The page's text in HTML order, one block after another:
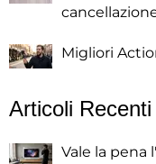
Migliori
Articoli Recenti
Vale la pena